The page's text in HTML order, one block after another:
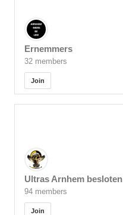
Ernemmers
32 members
Join
Ultras Arnhem besloten
94 members
Join